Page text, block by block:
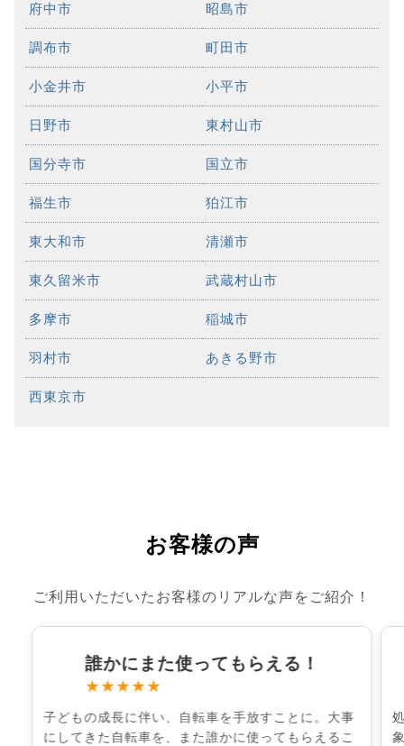
府中市 昭島市
調布市 町田市
小金井市 小平市
日野市 東村山市
国分寺市 国立市
福生市 狛江市
東大和市 清瀬市
東久留米市 武蔵村山市
多摩市 稲城市
羽村市 あきる野市
西東京市
お客様の声
ご利用いただいたお客様のリアルな声をご紹介！
誰かにまた使ってもらえる！
★★★★★
子どもの成長に伴い、自転車を手放すことに。大事
にしてきた自転車を、また誰かに使ってもらえるこ